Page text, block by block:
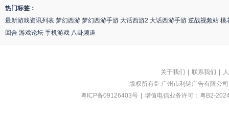
热门标签：
最新游戏资讯列表 梦幻西游 梦幻西游手游 大话西游2 大话西游手游 逆战视频站 桃
回合 游戏论坛 手机游戏 八卦频道
关于我们 联系我们
版权所有© 广州市利铭广告有限公司
粤ICP备09126403号
增值电信业务许可：粤B2-